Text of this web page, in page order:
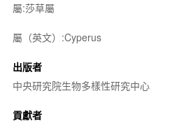
屬:莎草屬
屬（英文）:Cyperus
出版者
中央研究院生物多樣性研究中心
貢獻者